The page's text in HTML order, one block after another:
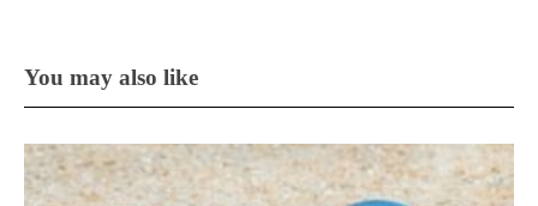
You may also like